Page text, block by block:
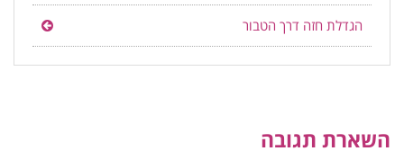
הגדלת חזה דרך הטבור
השארת תגובה